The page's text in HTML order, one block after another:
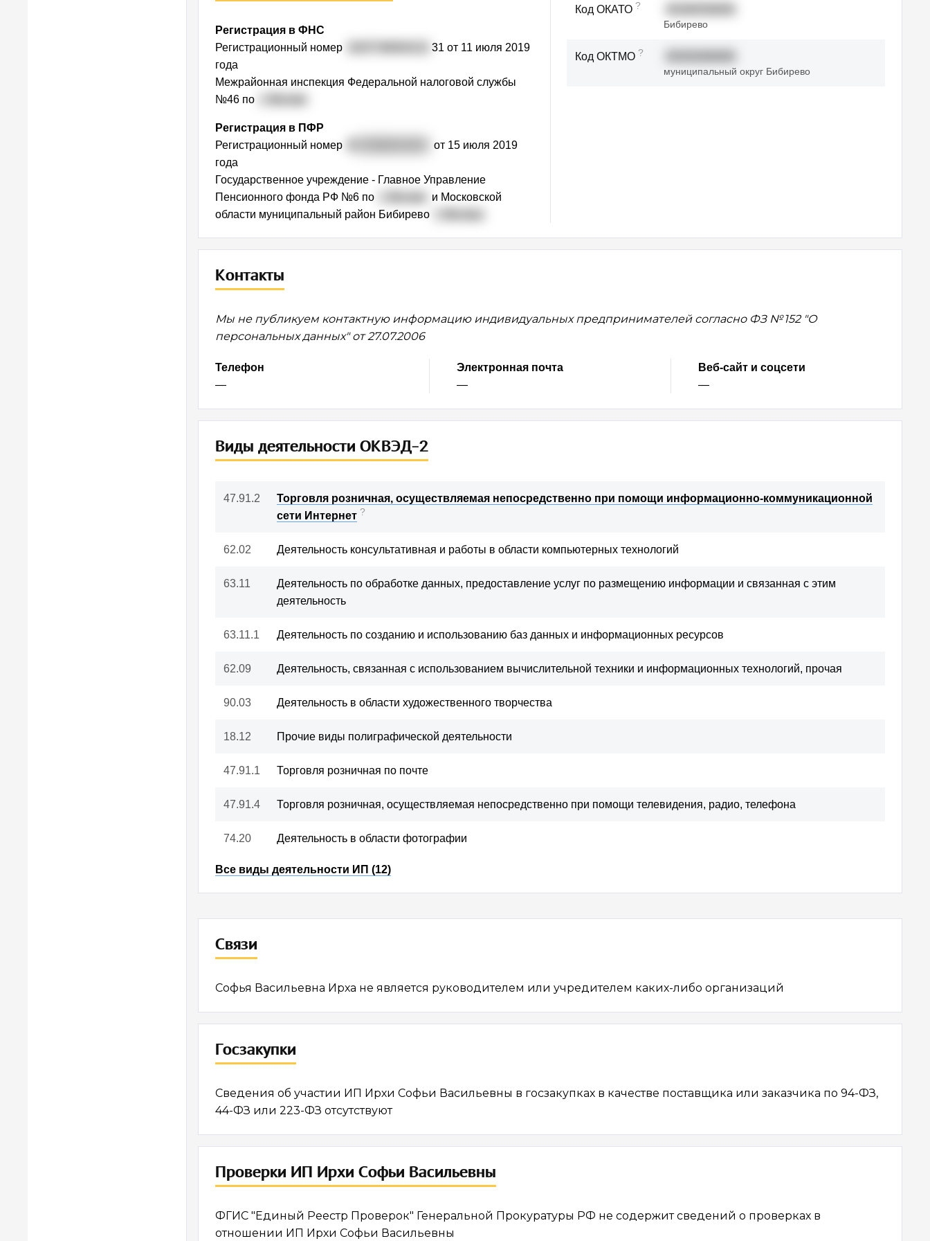
Регистрация в ФНС
Регистрационный номер
31 от 11 июля 2019
года
Межрайонная инспекция Федеральной налоговой службы
№46 по
Регистрация в ПФР
Регистрационный номер
от 15 июля 2019
года
Государственное учреждение - Главное Управление
Пенсионного фонда РФ №6 по
и Московской
области муниципальный район Бибирево
Код ОКАТО ?
Бибирево
Код ОКТМО ?
муниципальный округ Бибирево
Контакты
Мы не публикуем контактную информацию индивидуальных предпринимателей согласно ФЗ № 152 "О
персональных данных" от 27.07.2006
Телефон
—
Электронная почта
—
Веб-сайт и соцсети
—
Виды деятельности ОКВЭД-2
47.91.2
Торговля розничная, осуществляемая непосредственно при помощи информационно-коммуникационной
сети Интернет ?
62.02 Деятельность консультативная и работы в области компьютерных технологий
63.11
Деятельность по обработке данных, предоставление услуг по размещению информации и связанная с этим
деятельность
63.11.1 Деятельность по созданию и использованию баз данных и информационных ресурсов
62.09 Деятельность, связанная с использованием вычислительной техники и информационных технологий, прочая
90.03 Деятельность в области художественного творчества
18.12 Прочие виды полиграфической деятельности
47.91.1 Торговля розничная по почте
47.91.4 Торговля розничная, осуществляемая непосредственно при помощи телевидения, радио, телефона
74.20 Деятельность в области фотографии
Все виды деятельности ИП (12)
Связи
Софья Васильевна Ирха не является руководителем или учредителем каких-либо организаций
Госзакупки
Сведения об участии ИП Ирхи Софьи Васильевны в госзакупках в качестве поставщика или заказчика по 94-ФЗ,
44-ФЗ или 223-ФЗ отсутствуют
Проверки ИП Ирхи Софьи Васильевны
ФГИС "Единый Реестр Проверок" Генеральной Прокуратуры РФ не содержит сведений о проверках в
отношении ИП Ирхи Софьи Васильевны
Какую функцию вы хотели бы видеть в первую очередь?
Мы планируем добавить новые возможности: анализ финансовых
рисков, интеграция с CRM, автоматические уведомления об
изменениях. Что для вас важнее всего?
Анализ финансовых
рисков
Интеграция с CRM
Все перечисленное
Сколько вы готовы заплатить за расширенный доступ?
Мы хотим оставаться бесплатными для базовых функций, но для
развития сервиса нам нужна ваша поддержка. Какой формат
Другая сумма
Поддержите развитие сервиса!
сохранять доступность для всех.Даже небольшая сумма имеет
значение!
Ваша поддержка помогает